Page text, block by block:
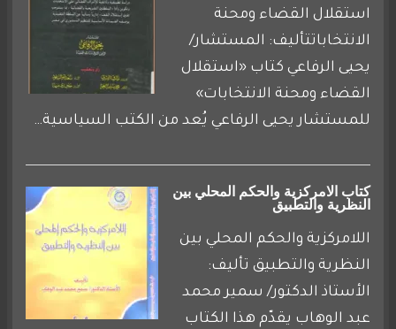
استقلال القضاء ومحنة
الانتخاباتتأليف: المستشار/
يحيى الرفاعي كتاب «استقلال
القضاء ومحنة الانتخابات»
للمستشار يحيى الرفاعي يُعد من الكتب السياسية…
كتاب الامركزية والحكم المحلي بين
النظرية والتطبيق
اللامركزية والحكم المحلي بين
النظرية والتطبيق تأليف:
الأستاذ الدكتور/ سمير محمد
عبد الوهاب يقدّم هذا الكتاب